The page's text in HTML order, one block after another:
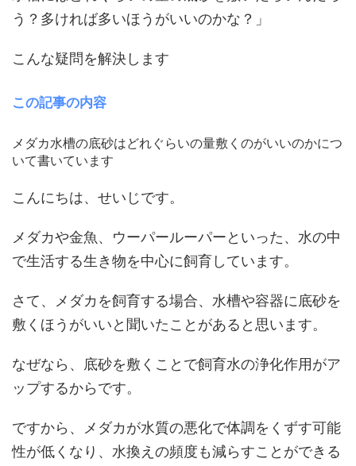
う？多ければ多いほうがいいのかな？」
こんな疑問を解決します
この記事の内容
メダカ水槽の底砂はどれぐらいの量敷くのがいいのかにつ
いて書いています
こんにちは、せいじです。
メダカや金魚、ウーパールーパーといった、水の中
で生活する生き物を中心に飼育しています。
さて、メダカを飼育する場合、水槽や容器に底砂を
敷くほうがいいと聞いたことがあると思います。
なぜなら、底砂を敷くことで飼育水の浄化作用がア
ップするからです。
ですから、メダカが水質の悪化で体調をくずす可能
性が低くなり、水換えの頻度も減らすことができる